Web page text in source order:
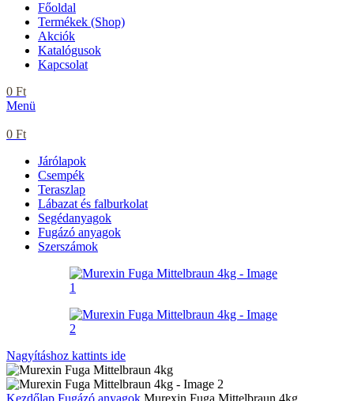
Főoldal
Termékek (Shop)
Akciók
Katalógusok
Kapcsolat
0 Ft
Menü
0 Ft
Járólapok
Csempék
Teraszlap
Lábazat és falburkolat
Segédanyagok
Fugázó anyagok
Szerszámok
Nagyításhoz kattints ide
Kezdőlap Fugázó anyagok Murexin Fuga Mittelbraun 4kg